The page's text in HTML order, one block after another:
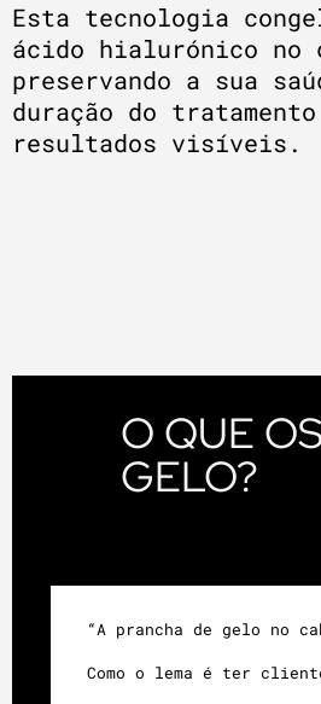
Esta tecnologia
ácido hialurónico no
preservando a sua
duração do
resultados visíveis.
O QUE
GELO?
“A prancha de gelo no
Como o lema é ter